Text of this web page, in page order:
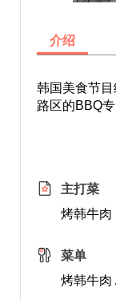
介绍
韩国美食节
路区的BBQ
主打菜
烤韩牛肉
菜单
烤韩牛肉